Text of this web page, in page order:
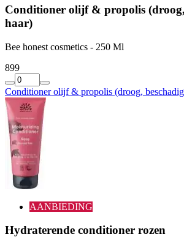
Conditioner olijf & propolis
haar)
Bee honest cosmetics - 250 Ml
899
Conditioner olijf & propolis (droog,
AANBIEDING
Hydraterende conditioner rozen